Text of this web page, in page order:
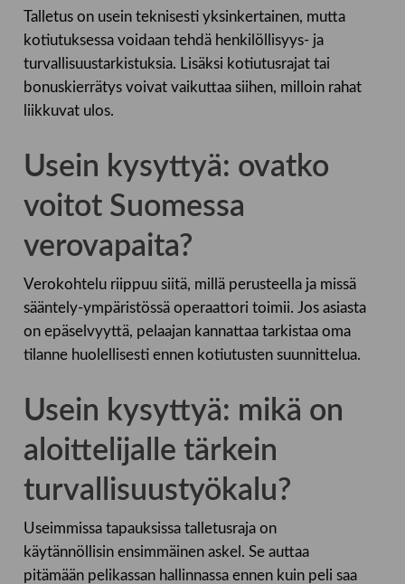
Talletus on usein teknisesti yksinkertainen, mutta
kotiutuksessa voidaan tehdä henkilöllisyys- ja
turvallisuustarkistuksia. Lisäksi kotiutusrajat tai
bonuskierrätys voivat vaikuttaa siihen, milloin rahat
liikkuvat ulos.
Usein kysyttyä: ovatko
voitot Suomessa
verovapaita?
Verokohtelu riippuu siitä, millä perusteella ja missä
sääntely-ympäristössä operaattori toimii. Jos asiasta
on epäselvyyttä, pelaajan kannattaa tarkistaa oma
tilanne huolellisesti ennen kotiutusten suunnittelua.
Usein kysyttyä: mikä on
aloittelijalle tärkein
turvallisuustyökalu?
Useimmissa tapauksissa talletusraja on
käytännöllisin ensimmäinen askel. Se auttaa
pitämään pelikassan hallinnassa ennen kuin peli saa